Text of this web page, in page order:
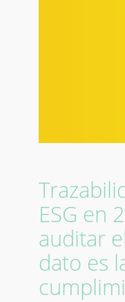
ESG en
auditar
dato es